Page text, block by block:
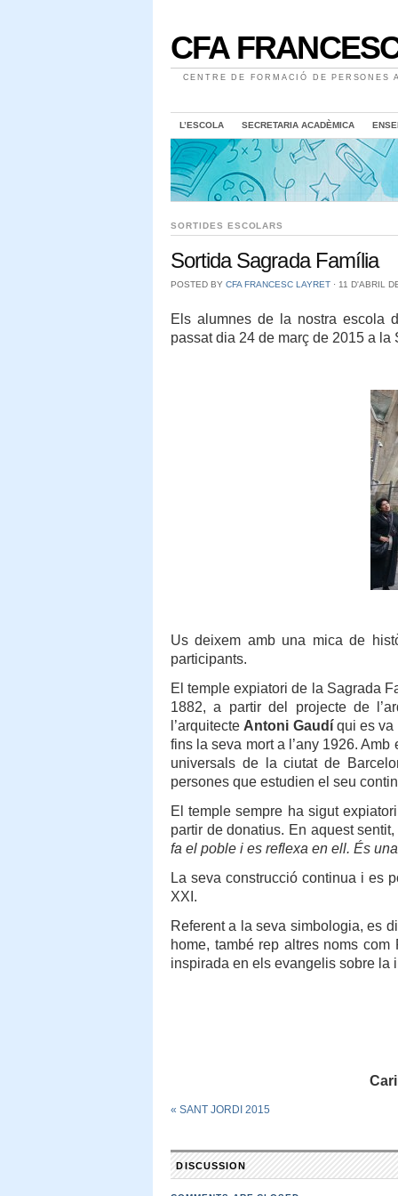
CFA
CENTRE DE FORMACIÓ DE PERSONES
L’ESCOLA SECRETARIA ACADÈMICA
SORTIDES ESCOLARS
Sortida Sagrada Família
POSTED BY CFA FRANCESC LAYRET ⋅ 11 D'ABRIL
Els alumnes de la nostra escola
passat dia 24 de març de 2015 a la
Us deixem amb una mica de
participants.
El temple expiatori de la Sagrada
1882, a partir del projecte de
l’arquitecte Antoni Gaudíqui es va
fins la seva mort a l’any 1926.
universals de la ciutat de
persones que estudien el seu
El temple sempre ha sigut
partir de donatius. En aquest sentit,
fa el poble i es reflexa en ell. És
La seva construcció continua i es
XXI.
Referent a la seva simbologia, es
home, també rep altres noms
inspirada en els evangelis sobre la
« SANT JORDI 2015
DISCUSSION